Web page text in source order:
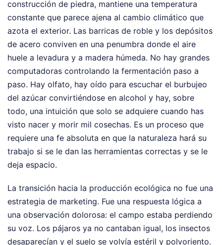
construcción de piedra, mantiene una temperatura
constante que parece ajena al cambio climático que
azota el exterior. Las barricas de roble y los depósitos
de acero conviven en una penumbra donde el aire
huele a levadura y a madera húmeda. No hay grandes
computadoras controlando la fermentación paso a
paso. Hay olfato, hay oído para escuchar el burbujeo
del azúcar convirtiéndose en alcohol y hay, sobre
todo, una intuición que solo se adquiere cuando has
visto nacer y morir mil cosechas. Es un proceso que
requiere una fe absoluta en que la naturaleza hará su
trabajo si se le dan las herramientas correctas y se le
deja espacio.
La transición hacia la producción ecológica no fue una
estrategia de marketing. Fue una respuesta lógica a
una observación dolorosa: el campo estaba perdiendo
su voz. Los pájaros ya no cantaban igual, los insectos
desaparecían y el suelo se volvía estéril y polvoriento.